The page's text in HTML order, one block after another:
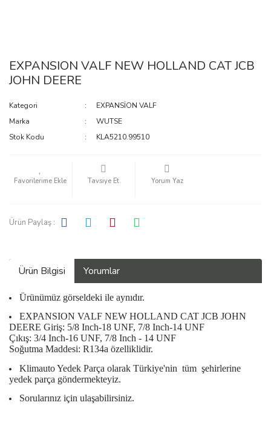
EXPANSION VALF NEW HOLLAND CAT JCB
JOHN DEERE
Kategori
EXPANSİON VALF
Marka
WUTSE
Stok Kodu
KLA5210.99510
Tavsiye Et Yorum Yaz
Ürün Paylaş :
Ürün Bilgisi Yorumlar
Ürünümüz görseldeki ile aynıdır.
EXPANSION VALF NEW HOLLAND CAT JCB JOHN
DEERE Giriş: 5/8 Inch-18 UNF, 7/8 Inch-14 UNF
Çıkış: 3/4 Inch-16 UNF, 7/8 Inch - 14 UNF
Soğutma Maddesi: R134a özelliklidir.
Klimauto Yedek Parça olarak Türkiye'nin tüm şehirlerine
yedek parça göndermekteyiz.
Sorularınız için ulaşabilirsiniz.